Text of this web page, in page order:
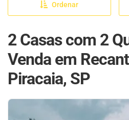
Ordenar
2 Casas com 2
Venda em
Piracaia, SP